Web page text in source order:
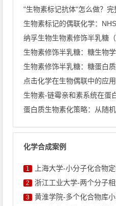
"生物素标记抗体"怎么做？
纳孚生物生物素修饰半乳糖
生物素修饰半乳糖：糖生物
生物素修饰半乳糖：糖蛋白
生物素-链霉亲和素系统在蛋
蛋白质生物素化策略：从随
化学合成案例
1 上海大学-小分子化合物
2 浙江工业大学-两个分子
3 黄淮学院-多个化合物库